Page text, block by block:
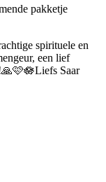
pakketje
spirituele en
een lief
Saar